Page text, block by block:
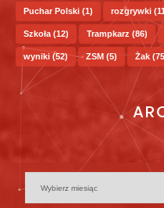
Puchar Polski (1) rozgrywki
Szkoła (12) Trampkarz (86)
wyniki (52) ZSM (5) Żak